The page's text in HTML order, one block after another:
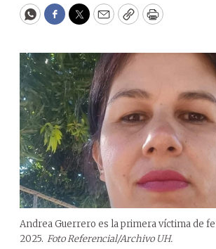
WhatsApp
Facebook
Twitter
EmailCopyPrint
Andrea Guerrero es la primera víctima de
2025. Foto Referencial/Archivo UH.